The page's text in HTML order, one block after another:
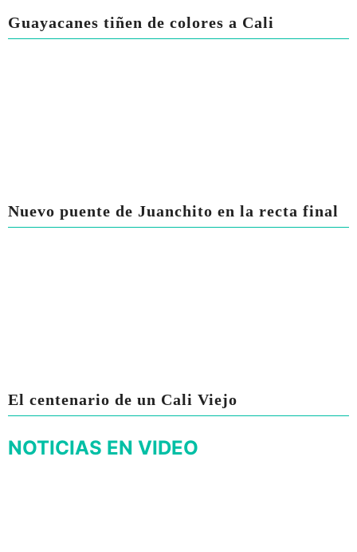
Guayacanes tiñen de colores a Cali
Nuevo puente de Juanchito en la recta final
El centenario de un Cali Viejo
NOTICIAS EN VIDEO